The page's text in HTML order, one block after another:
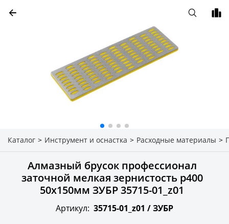
Каталог > Инструмент и оснастка > Расходные материалы >
Алмазный брусок профессионал
заточной мелкая зернистость р400
50х150мм ЗУБР 35715-01_z01
Артикул: 35715-01_z01 /ЗУБР